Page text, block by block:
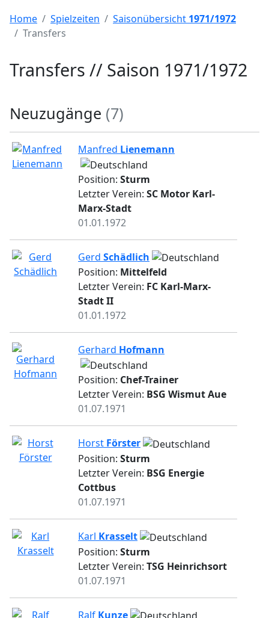
Home Spielzeiten Saisonübersicht 1971/1972
Transfers
Transfers // Saison 1971/1972
Neuzugänge (7)
Manfred Lienemann
Position: Sturm
Letzter Verein: SC Motor Karl-
Marx-Stadt
01.01.1972
Gerd Schädlich
Position: Mittelfeld
Letzter Verein: FC Karl-Marx-
Stadt II
01.01.1972
Gerhard Hofmann
Position: Chef-Trainer
Letzter Verein: BSG Wismut Aue
01.07.1971
Horst Förster
Position: Sturm
Letzter Verein: BSG Energie
Cottbus
01.07.1971
Karl Krasselt
Position: Sturm
Letzter Verein: TSG Heinrichsort
01.07.1971
Ralf Kunze